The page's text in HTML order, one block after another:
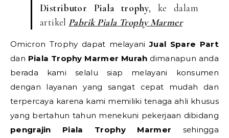
Distributor Piala trophy, ke dalam
artikel Pabrik Piala Trophy Marmer
Omicron Trophy dapat melayaniJual Spare Part
dan Piala Trophy Marmer Murah dimanapun anda
berada kami selalu siap melayani konsumen
dengan layanan yang sangat cepat mudah dan
terpercaya karena kami memiliki tenaga ahli khusus
yang bertahun tahun menekuni pekerjaan dibidang
pengrajin Piala Trophy Marmer sehingga